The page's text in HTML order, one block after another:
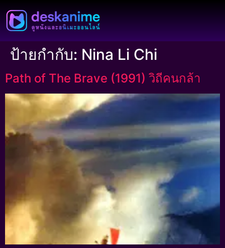
ป้ายกำกับ: Nina Li Chi
Path of The Brave (1991) วิถีคนกล้า